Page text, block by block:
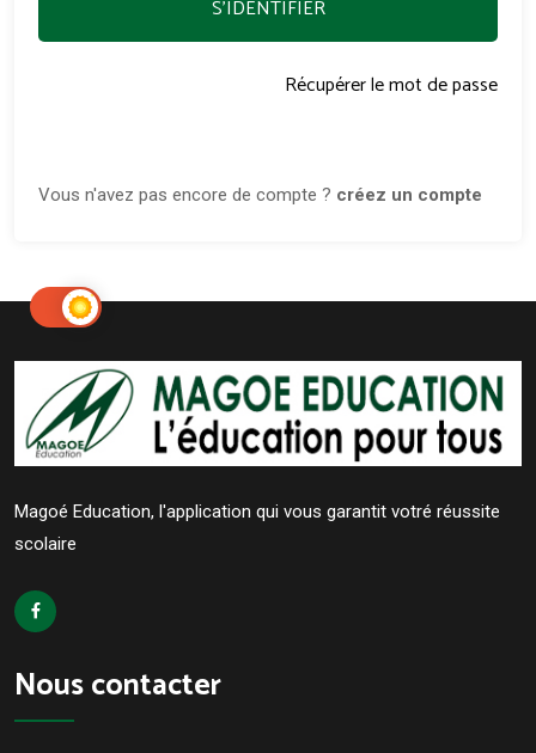
S'IDENTIFIER
Récupérer le mot de passe
Vous n'avez pas encore de compte ? créez un compte
Magoé Education, l'application qui vous garantit votré réussite
scolaire
Nous contacter